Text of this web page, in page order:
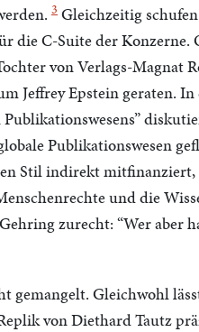
3 Gleichzeitig
die C-Suite der Konzerne.
von Verlags-Magnat
Jeffrey Epstein geraten. In
Publikationswesen
Stil indirekt
und die
zurecht: “Wer aber
gemangelt. Gleichwohl
von Diethard Tautz